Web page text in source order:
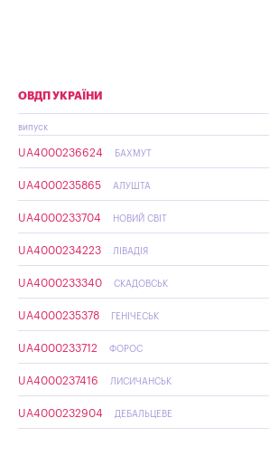
ОВДП УКРАЇНИ
випуск
UA4000236624 БАХМУТ
UA4000235865 АЛУШТА
UA4000233704 НОВИЙ СВІТ
UA4000234223 ЛІВАДІЯ
UA4000233340 СКАДОВСЬК
UA4000235378 ГЕНІЧЕСЬК
UA4000233712 ФОРОС
UA4000237416 ЛИСИЧАНСЬК
UA4000232904 ДЕБАЛЬЦЕВЕ